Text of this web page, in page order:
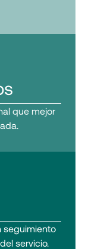
que mejor
seguimiento
servicio.